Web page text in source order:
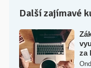
Další zajímavé
za